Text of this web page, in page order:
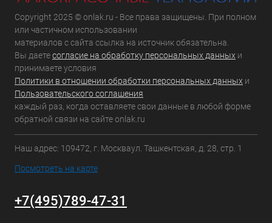
Copyright 2025 © onlak.ru - Все права защищены. При полном
или частичном использовании
материалов с сайта ссылка на источник обязательна.
Вы даетесогласие на обработку персональных данных и
принимаете условия
Политики в отношении обработки персональных данных и
Пользовательского соглашения
каждый раз, когда оставляете свои данные в любой форме
обратной связи на сайте onlak.ru
Наш адрес: 109472, г. Москваул. Ташкентская, д. 28, стр. 1
Посмотреть на карте
+7(495)789-47-31